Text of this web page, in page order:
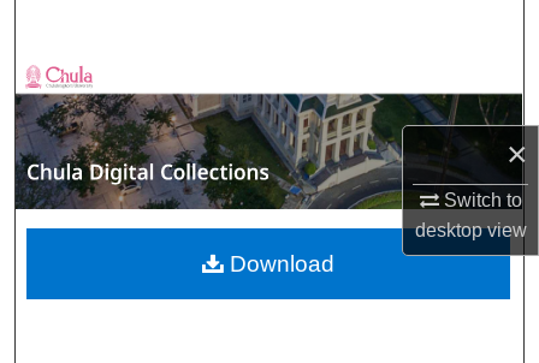
×
Switch to
desktopview
Browse Collections
My Account
About
Digital Commons Network™
Download